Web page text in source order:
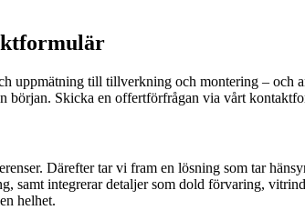
uppmätning till tillverkning och montering – och
Skicka en offertförfrågan via vårt
Därefter tar vi fram en lösning som tar
samt integrerar detaljer som dold förvaring,
helhet.